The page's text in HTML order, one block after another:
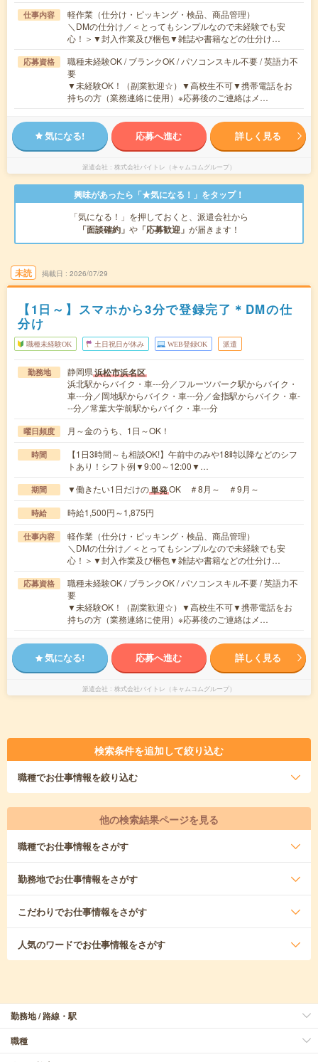
仕事内容
軽作業（仕分け・ピッキング・検品、商品管理）
＼DMの仕分け／＜とってもシンプルなので未経験でも安
心！＞▼封入作業及び梱包▼雑誌や書籍などの仕分け…
応募資格
職種未経験OK / ブランクOK / パソコンスキル不要 / 英語力不
要
▼未経験OK！（副業歓迎☆）▼高校生不可▼携帯電話をお
持ちの方（業務連絡に使用）※応募後のご連絡はメ…
気になる! 応募へ進む 詳しく見る
派遣会社 株式会社バイトレ（キャムコムグループ）
興味があったら「★気になる！」をタップ！
「気になる！」を押しておくと、派遣会社から
「面談確約」 や 「応募歓迎」 が届きます！
未読 掲載日 2026/07/29
【1日～】スマホから3分で登録完了＊DMの仕
分け
職種未経験OK 土日祝日が休み WEB登録OK 派遣
勤務地 静岡県浜松市浜名区
浜北駅からバイク・車---分／フルーツパーク駅からバイク・
車---分／岡地駅からバイク・車---分／金指駅からバイク・車-
--分／常葉大学前駅からバイク・車---分
曜日頻度 月～金のうち、1日～OK！
時間
【1日3時間～も相談OK!】午前中のみや18時以降などのシフ
トあり！シフト例▼9:00～12:00▼…
期間 ▼働きたい1日だけの単発OK ＃8月～ ＃9月～
時給 時給1,500円～1,875円
仕事内容
軽作業（仕分け・ピッキング・検品、商品管理）
＼DMの仕分け／＜とってもシンプルなので未経験でも安
心！＞▼封入作業及び梱包▼雑誌や書籍などの仕分け…
応募資格
職種未経験OK / ブランクOK / パソコンスキル不要 / 英語力不
要
▼未経験OK！（副業歓迎☆）▼高校生不可▼携帯電話をお
持ちの方（業務連絡に使用）※応募後のご連絡はメ…
気になる! 応募へ進む 詳しく見る
派遣会社 株式会社バイトレ（キャムコムグループ）
検索条件を追加して絞り込む
職種でお仕事情報を絞り込む
他の検索結果ページを見る
職種でお仕事情報をさがす
勤務地でお仕事情報をさがす
こだわりでお仕事情報をさがす
人気のワードでお仕事情報をさがす
勤務地 / 路線・駅
職種